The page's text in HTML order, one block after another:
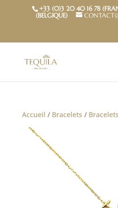
+33 (0)3 20 40 16 78
(BELGIQUE)
Accueil / Bracelets /